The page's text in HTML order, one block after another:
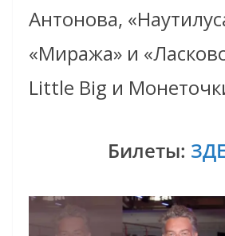
Антонова,
«Миража» и
Little Big и
Билеты: